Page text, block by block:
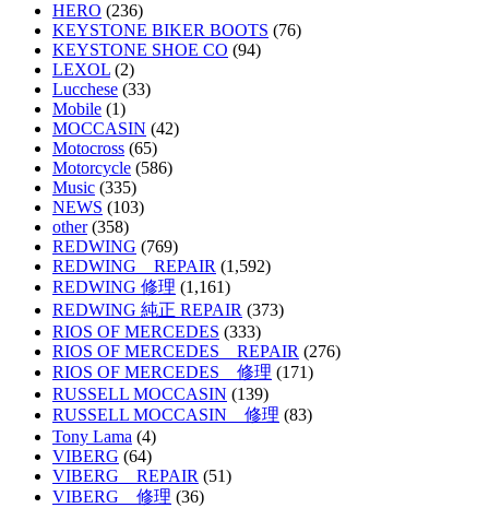
HERO (236)
KEYSTONE BIKER BOOTS (76)
KEYSTONE SHOE CO (94)
LEXOL (2)
Lucchese (33)
Mobile (1)
MOCCASIN (42)
Motocross (65)
Motorcycle (586)
Music (335)
NEWS (103)
other(358)
REDWING (769)
REDWING REPAIR (1,592)
REDWING 修理 (1,161)
REDWING 純正 REPAIR (373)
RIOS OF MERCEDES (333)
RIOS OF MERCEDES REPAIR (276)
RIOS OF MERCEDES 修理 (171)
RUSSELL MOCCASIN (139)
RUSSELL MOCCASIN 修理 (83)
Tony Lama (4)
VIBERG (64)
VIBERG REPAIR (51)
VIBERG 修理 (36)